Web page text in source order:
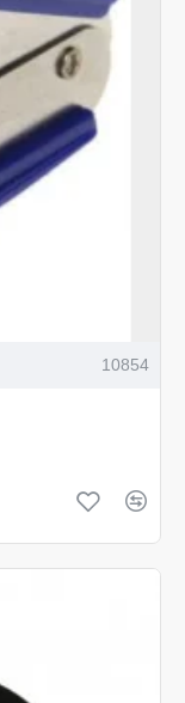
10854